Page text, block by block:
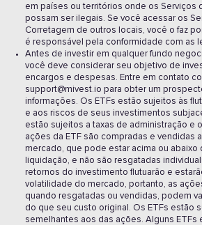
em países ou territórios onde os Serviços
possam ser ilegais. Se você acessar os
Corretagem de outros locais, você o faz
é responsável pela conformidade com as
Antes de investir em qualquer fundo
você deve considerar seu objetivo de
encargos e despesas. Entre em contato
support@mivest.io para obter um
informações. Os ETFs estão sujeitos às
e aos riscos de seus investimentos
estão sujeitos a taxas de administração e
ações da ETF são compradas e vendidas
mercado, que pode estar acima ou abaixo
liquidação, e não são resgatadas
retornos do investimento flutuarão e
volatilidade do mercado, portanto, as
quando resgatadas ou vendidas, podem
do que seu custo original. Os ETFs estão
semelhantes aos das ações. Alguns ETFs